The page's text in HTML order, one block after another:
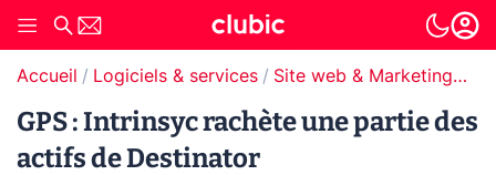
Accueil Logiciels & services Site web & Marketing Digital
GPS : Intrinsyc rachète une partie des
actifs de Destinator